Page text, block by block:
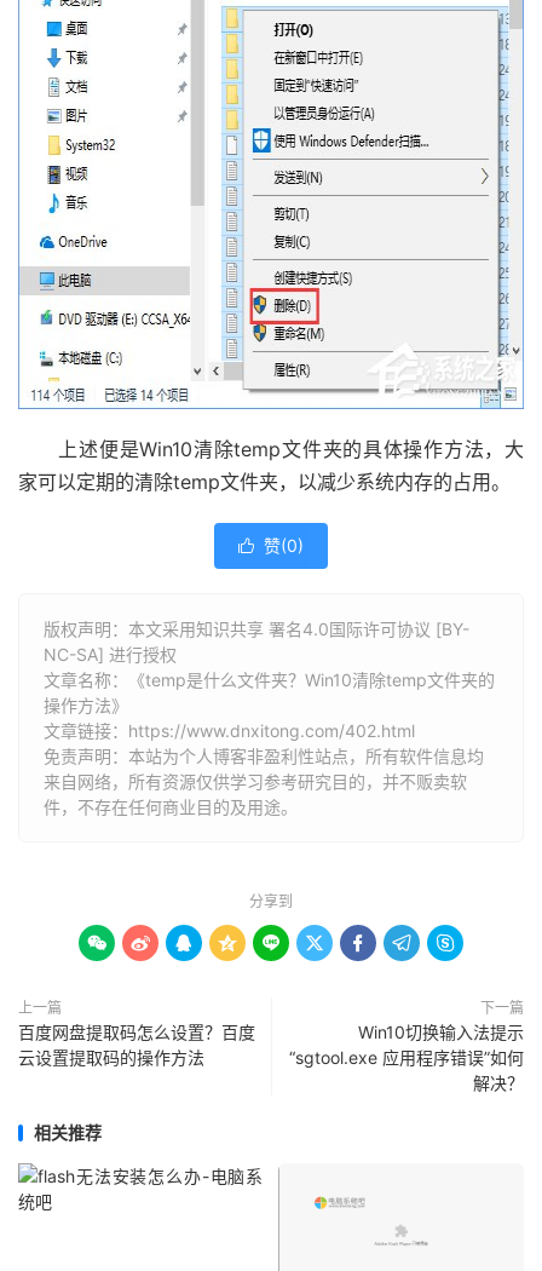
上述便是Win10清除temp文件夹的具体操作方法，大
家可以定期的清除temp文件夹，以减少系统内存的占用。
 赞(0)
版权声明：本文采用知识共享 署名4.0国际许可协议 [BY-
NC-SA] 进行授权
文章名称：《temp是什么文件夹？Win10清除temp文件夹的
操作方法》
文章链接： https://www.dnxitong.com/402.html
免责声明：本站为个人博客非盈利性站点，所有软件信息均
来自网络，所有资源仅供学习参考研究目的，并不贩卖软
件，不存在任何商业目的及用途。
分享到
        
上一篇
百度网盘提取码怎么设置？百度
云设置提取码的操作方法
下一篇
Win10切换输入法提示
“sgtool.exe 应用程序错误”如何
解决？
相关推荐